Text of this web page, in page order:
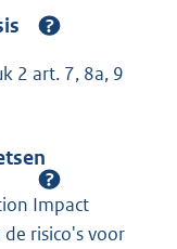
2 art. 7, 8a, 9
Impact
risico's voor